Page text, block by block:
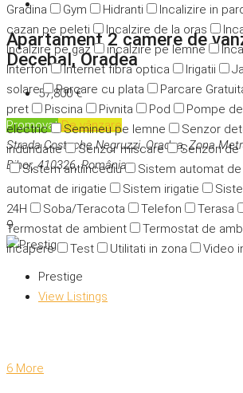
Gradina
Gym Hidranti Incalizire in
cazan pe peleti
Incalzire de la oras
Incalzire pe gaz
incalzire pe lemne
Interfon
Internet fibra optica Irigatii
solare
Parcare cu plata Parcare
pret
Piscina Pivnita Pod Pompe
electric
Semineu pe lemne Senzor
indundatie
Senzor miscare Senzori de
Sistem antiincediu
Sistem automat de
automat de irigatie
Sistem irigatie
24H
Soba/Teracota Telefon Terasa
Termostat de ambient
Termostat de
incapere
Test Utilitati in zona Video
Apartament 2 camere de
Decebal, Oradea
57,800 €
PromovatDe vânzare
Strada Costache Negruzzi, Oradea, Zona
Bihor, 410326, România
9
Prestige
View Listings
6 More